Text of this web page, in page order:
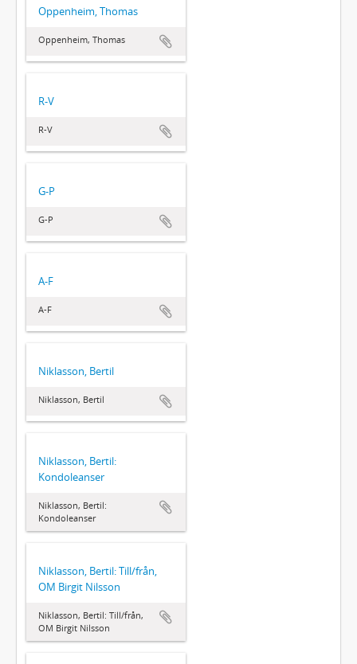
Oppenheim, Thomas
Oppenheim, Thomas
R-V
R-V
G-P
G-P
A-F
A-F
Niklasson, Bertil
Niklasson, Bertil
Niklasson, Bertil:
Kondoleanser
Niklasson, Bertil:
Kondoleanser
Niklasson, Bertil: Till/från,
OM Birgit Nilsson
Niklasson, Bertil: Till/från,
OM Birgit Nilsson